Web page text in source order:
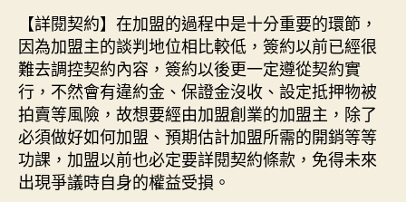
【詳閱契約】在加盟的過程中是十分重要的環節，
因為加盟主的談判地位相比較低，簽約以前已經很
難去調控契約內容，簽約以後更一定遵從契約實
行，不然會有違約金、保證金沒收、設定抵押物被
拍賣等風險，故想要經由加盟創業的加盟主，除了
必須做好如何加盟、預期估計加盟所需的開銷等等
功課，加盟以前也必定要詳閱契約條款，免得未來
出現爭議時自身的權益受損。